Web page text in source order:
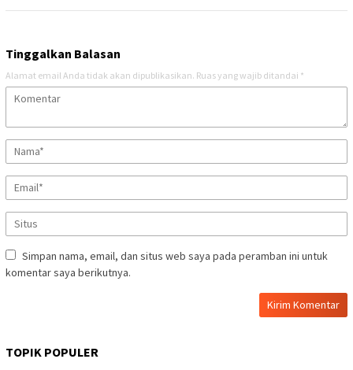
Tinggalkan Balasan
Alamat email Anda tidak akan dipublikasikan. Ruas yang wajib ditandai *
Simpan nama, email, dan situs web saya pada peramban ini untuk
komentar saya berikutnya.
TOPIK POPULER